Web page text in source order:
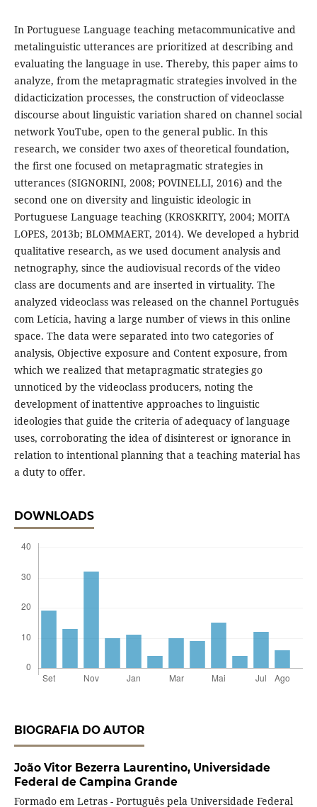
In Portuguese Language teaching metacommunicative and
metalinguistic utterances are prioritized at describing and
evaluating the language in use. Thereby, this paper aims to
analyze, from the metapragmatic strategies involved in the
didacticization processes, the construction of videoclasse
discourse about linguistic variation shared on channel social
network YouTube, open to the general public. In this
research, we consider two axes of theoretical foundation,
the first one focused on metapragmatic strategies in
utterances (SIGNORINI, 2008; POVINELLI, 2016) and the
second one on diversity and linguistic ideologic in
Portuguese Language teaching (KROSKRITY, 2004; MOITA
LOPES, 2013b; BLOMMAERT, 2014). We developed a hybrid
qualitative research, as we used document analysis and
netnography, since the audiovisual records of the video
class are documents and are inserted in virtuality. The
analyzed videoclass was released on the channel Português
com Letícia, having a large number of views in this online
space. The data were separated into two categories of
analysis, Objective exposure and Content exposure, from
which we realized that metapragmatic strategies go
unnoticed by the videoclass producers, noting the
development of inattentive approaches to linguistic
ideologies that guide the criteria of adequacy of language
uses, corroborating the idea of disinterest or ignorance in
relation to intentional planning that a teaching material has
a duty to offer.
DOWNLOADS
BIOGRAFIA DO AUTOR
João Vitor Bezerra Laurentino, Universidade
Federal de Campina Grande
Formado em Letras - Português pela Universidade Federal